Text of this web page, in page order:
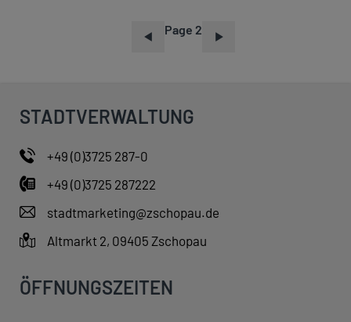
Page 2
STADTVERWALTUNG
+49 (0)3725 287-0
+49 (0)3725 287222
stadtmarketing@zschopau.de
Altmarkt 2, 09405 Zschopau
ÖFFNUNGSZEITEN